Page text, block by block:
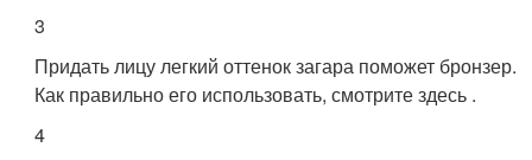
3
Придать лицу легкий оттенок загара поможет бронзер.
Как правильно его использовать, смотрите здесь .
4